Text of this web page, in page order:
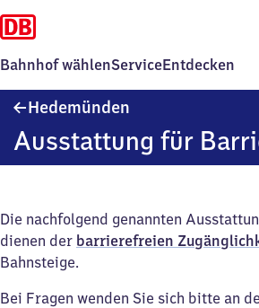
Bahnhof wählenServiceEntdecken
Hedemünden
Ausstattung für
Die nachfolgend genannten
dienen der barrierefreien
Bahnsteige.
Bei Fragen wenden Sie sich bitte an